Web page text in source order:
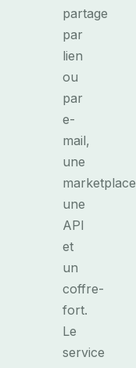
partage
par
lien
ou
par
e-
mail,
une
une
API
et
un
coffre-
fort.
Le
service